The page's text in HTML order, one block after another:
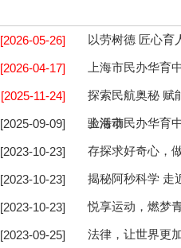
以劳树德 匠心
[2026-05-26]
上海市民办华育
[2026-04-17]
探索民航奥秘 赋
验活动
[2025-11-24]
上海市民办华育
[2025-09-09]
存探求好奇心，
[2023-10-23]
揭秘阿秒科学
[2023-10-23]
悦享运动，燃梦
[2023-10-23]
法律，让世界更
[2023-09-25]